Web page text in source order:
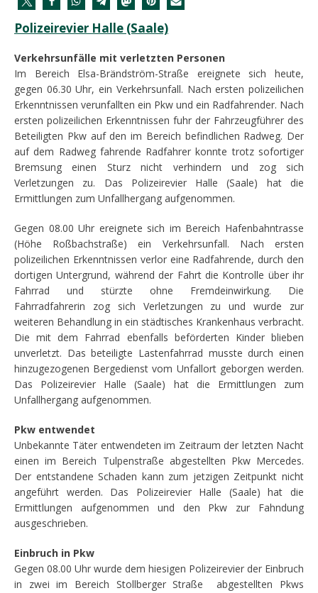
Polizeirevier Halle (Saale)
Verkehrsunfälle mit verletzten Personen
Im Bereich Elsa-Brändström-Straße ereignete sich heute,
gegen 06.30 Uhr, ein Verkehrsunfall. Nach ersten polizeilichen
Erkenntnissen verunfallten ein Pkw und ein Radfahrender. Nach
ersten polizeilichen Erkenntnissen fuhr der Fahrzeugführer des
Beteiligten Pkw auf den im Bereich befindlichen Radweg. Der
auf dem Radweg fahrende Radfahrer konnte trotz sofortiger
Bremsung einen Sturz nicht verhindern und zog sich
Verletzungen zu. Das Polizeirevier Halle (Saale) hat die
Ermittlungen zum Unfallhergang aufgenommen.
Gegen 08.00 Uhr ereignete sich im Bereich Hafenbahntrasse
(Höhe Roßbachstraße) ein Verkehrsunfall. Nach ersten
polizeilichen Erkenntnissen verlor eine Radfahrende, durch den
dortigen Untergrund, während der Fahrt die Kontrolle über ihr
Fahrrad und stürzte ohne Fremdeinwirkung. Die
Fahrradfahrerin zog sich Verletzungen zu und wurde zur
weiteren Behandlung in ein städtisches Krankenhaus verbracht.
Die mit dem Fahrrad ebenfalls beförderten Kinder blieben
unverletzt. Das beteiligte Lastenfahrrad musste durch einen
hinzugezogenen Bergedienst vom Unfallort geborgen werden.
Das Polizeirevier Halle (Saale) hat die Ermittlungen zum
Unfallhergang aufgenommen.
Pkw entwendet
Unbekannte Täter entwendeten im Zeitraum der letzten Nacht
einen im Bereich Tulpenstraße abgestellten Pkw Mercedes.
Der entstandene Schaden kann zum jetzigen Zeitpunkt nicht
angeführt werden. Das Polizeirevier Halle (Saale) hat die
Ermittlungen aufgenommen und den Pkw zur Fahndung
ausgeschrieben.
Einbruch in Pkw
Gegen 08.00 Uhr wurde dem hiesigen Polizeirevier der Einbruch
in zwei im Bereich Stollberger Straße abgestellten Pkws